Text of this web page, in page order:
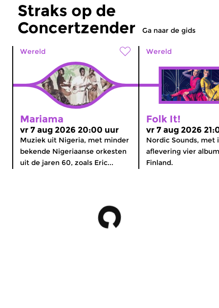
Straks op de
Concertzender
Ga naar de gids
Wereld
Mariama
vr 7 aug 2026 20:00 uur
Muziek uit Nigeria, met minder
bekende Nigeriaanse orkesten
uit de jaren 60, zoals Eric...
Wereld
Folk It!
vr 7 aug 2026
Nordic Sounds, met
aflevering vier
Finland.